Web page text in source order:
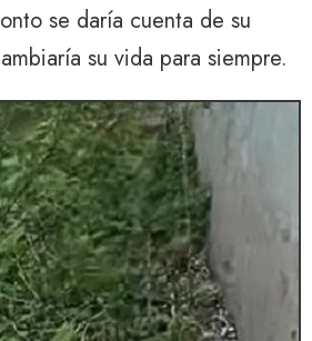
se daría cuenta de su
su vida para siempre.